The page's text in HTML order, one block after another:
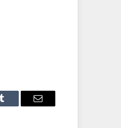
Tumblr Email